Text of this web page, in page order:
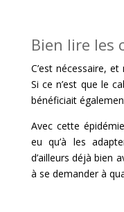
Bien lire les
C’est nécessaire,
Si ce n’est que le
bénéficiait
Avec cette
eu qu’à les
d’ailleurs déjà bien
à se demander à